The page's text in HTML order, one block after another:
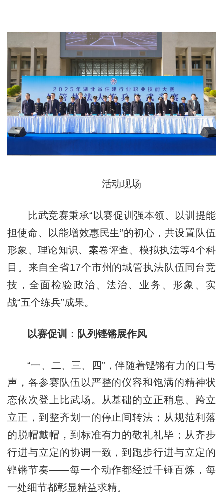
活动现场
比武竞赛秉承“以赛促训强本领、以训提能
担使命、以能增效惠民生”的初心，共设置队伍
形象、理论知识、案卷评查、模拟执法等4个科
目。来自全省17个市州的城管执法队伍同台竞
技，全面检验政治、法治、业务、形象、实
战“五个练兵”成果。
以赛促训：队列铿锵展作风
“一、二、三、四”，伴随着铿锵有力的口号
声，各参赛队伍以严整的仪容和饱满的精神状
态依次登上比武场。从基础的立正稍息、跨立
立正，到整齐划一的停止间转法；从规范利落
的脱帽戴帽，到标准有力的敬礼礼毕；从齐步
行进与立定的协调一致，到跑步行进与立定的
铿锵节奏——每一个动作都经过千锤百炼，每
一处细节都彰显精益求精。